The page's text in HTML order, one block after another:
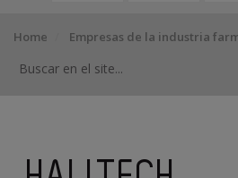
Home Empresas de la industria